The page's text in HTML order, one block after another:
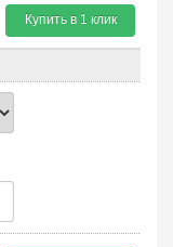
Купить в 1 клик